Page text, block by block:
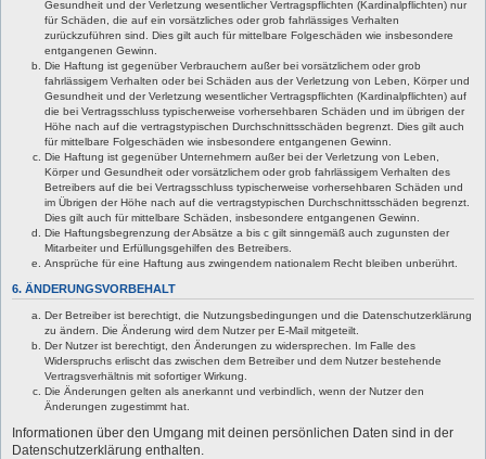
Gesundheit und der Verletzung wesentlicher Vertragspflichten (Kardinalpflichten) nur
für Schäden, die auf ein vorsätzliches oder grob fahrlässiges Verhalten
zurückzuführen sind. Dies gilt auch für mittelbare Folgeschäden wie insbesondere
entgangenen Gewinn.
Die Haftung ist gegenüber Verbrauchern außer bei vorsätzlichem oder grob
fahrlässigem Verhalten oder bei Schäden aus der Verletzung von Leben, Körper und
Gesundheit und der Verletzung wesentlicher Vertragspflichten (Kardinalpflichten) auf
die bei Vertragsschluss typischerweise vorhersehbaren Schäden und im übrigen der
Höhe nach auf die vertragstypischen Durchschnittsschäden begrenzt. Dies gilt auch
für mittelbare Folgeschäden wie insbesondere entgangenen Gewinn.
Die Haftung ist gegenüber Unternehmern außer bei der Verletzung von Leben,
Körper und Gesundheit oder vorsätzlichem oder grob fahrlässigem Verhalten des
Betreibers auf die bei Vertragsschluss typischerweise vorhersehbaren Schäden und
im Übrigen der Höhe nach auf die vertragstypischen Durchschnittsschäden begrenzt.
Dies gilt auch für mittelbare Schäden, insbesondere entgangenen Gewinn.
Die Haftungsbegrenzung der Absätze a bis c gilt sinngemäß auch zugunsten der
Mitarbeiter und Erfüllungsgehilfen des Betreibers.
Ansprüche für eine Haftung aus zwingendem nationalem Recht bleiben unberührt.
6. ÄNDERUNGSVORBEHALT
Der Betreiber ist berechtigt, die Nutzungsbedingungen und die Datenschutzerklärung
zu ändern. Die Änderung wird dem Nutzer per E-Mail mitgeteilt.
Der Nutzer ist berechtigt, den Änderungen zu widersprechen. Im Falle des
Widerspruchs erlischt das zwischen dem Betreiber und dem Nutzer bestehende
Vertragsverhältnis mit sofortiger Wirkung.
Die Änderungen gelten als anerkannt und verbindlich, wenn der Nutzer den
Änderungen zugestimmt hat.
Informationen über den Umgang mit deinen persönlichen Daten sind in der
Datenschutzerklärung enthalten.